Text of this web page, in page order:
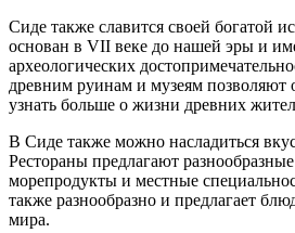
Сиде также славится своей богатой
основан в VII веке до нашей эры и
археологических
древним руинам и музеям позволяют
узнать больше о жизни древних
В Сиде также можно насладиться
Рестораны предлагают
морепродукты и местные
также разнообразно и предлагает
мира.